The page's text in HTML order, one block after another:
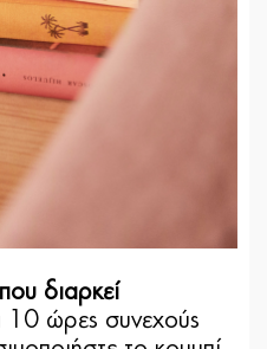
διαρκεί
10 ώρες συνεχούς